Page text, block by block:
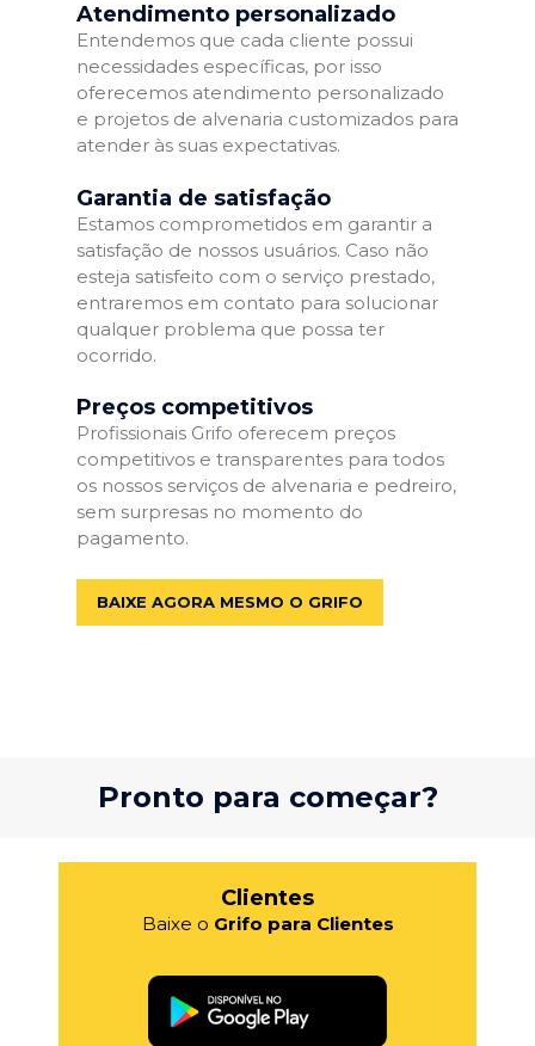
Atendimento personalizado
Entendemos que cada cliente possui
necessidades específicas, por isso
oferecemos atendimento personalizado
e projetos de alvenaria customizados para
atender às suas expectativas.
Garantia de satisfação
Estamos comprometidos em garantir a
satisfação de nossos usuários. Caso não
esteja satisfeito com o serviço prestado,
entraremos em contato para solucionar
qualquer problema que possa ter
ocorrido.
Preços competitivos
Profissionais Grifo oferecem preços
competitivos e transparentes para todos
os nossos serviços de alvenaria e pedreiro,
sem surpresas no momento do
pagamento.
BAIXE AGORA MESMO O GRIFO
Pronto para começar?
Clientes
Baixe o Grifo para Clientes